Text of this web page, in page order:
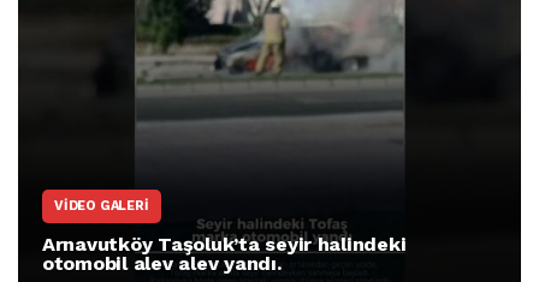
VIDEO GALERI
Arnavutköy Taşoluk’ta seyir halindeki
otomobil alev alev yandı.